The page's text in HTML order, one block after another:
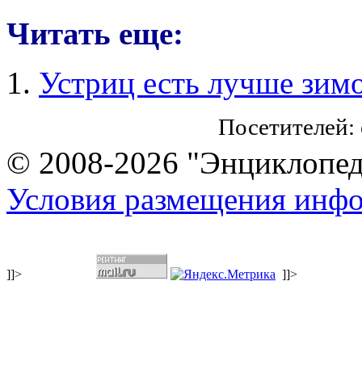
Читать еще:
Устриц есть лучше
Посетителей:
© 2008-2026
Условия размещения
]]> ]]>